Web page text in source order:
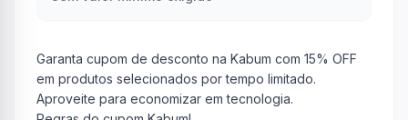
Garanta cupom de desconto na Kabum com 15% OFF
em produtos selecionados por tempo limitado.
Aproveite para economizar em tecnologia.